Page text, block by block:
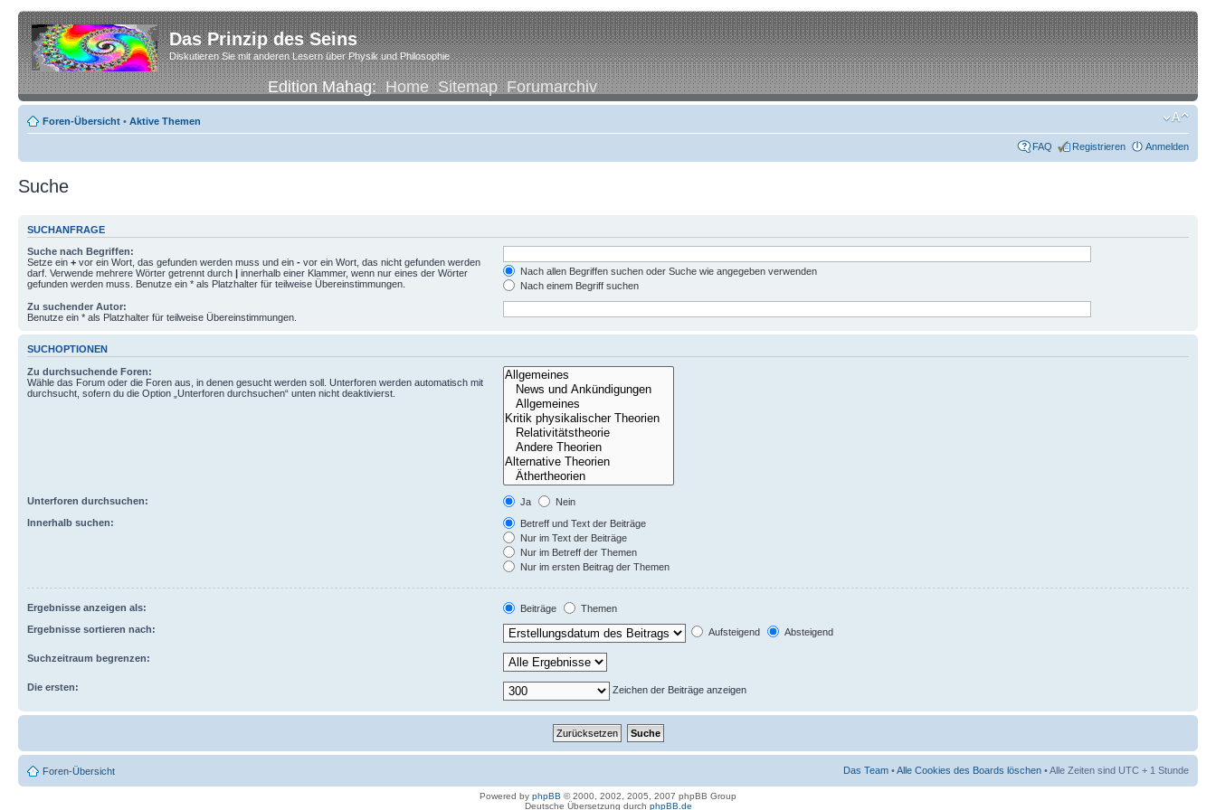
Das Prinzip des Seins
Diskutieren Sie mit anderen Lesern über Physik und Philosophie
Edition Mahag:Home Sitemap Forumarchiv
Foren-Übersicht • Aktive Themen
FAQ Registrieren Anmelden
Suche
SUCHANFRAGE
Suche nach Begriffen:
Setze ein + vor ein Wort, das gefunden werden muss und ein - vor ein Wort, das nicht gefunden werden
darf. Verwende mehrere Wörter getrennt durch | innerhalb einer Klammer, wenn nur eines der Wörter
gefunden werden muss. Benutze ein * als Platzhalter für teilweise Übereinstimmungen.
Nach allen Begriffen suchen oder Suche wie angegeben verwenden
Nach einem Begriff suchen
Zu suchender Autor:
Benutze ein * als Platzhalter für teilweise Übereinstimmungen.
SUCHOPTIONEN
Zu durchsuchende Foren:
Wähle das Forum oder die Foren aus, in denen gesucht werden soll. Unterforen werden automatisch mit
durchsucht, sofern du die Option „Unterforen durchsuchen“ unten nicht deaktivierst.
Unterforen durchsuchen: Ja
Nein
Innerhalb suchen:
Betreff und Text der Beiträge
Nur im Text der Beiträge
Nur im Betreff der Themen
Nur im ersten Beitrag der Themen
Ergebnisse anzeigen als: Beiträge
Themen
Ergebnisse sortieren nach:
Aufsteigend Absteigend
Suchzeitraum begrenzen:
Die ersten: Zeichen der Beiträge anzeigen
Foren-Übersicht Das Team •Alle Cookies des Boards löschen • Alle Zeiten sind UTC + 1 Stunde
Powered by phpBB © 2000, 2002, 2005, 2007 phpBB Group
Deutsche Übersetzung durch phpBB.de